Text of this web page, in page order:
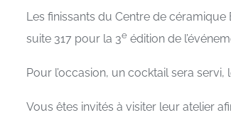
Les finissants du Centre de
suite 317 pour la 3e édition de
Pour l’occasion, un cocktail sera servi,
Vous êtes invités à visiter leur atelier